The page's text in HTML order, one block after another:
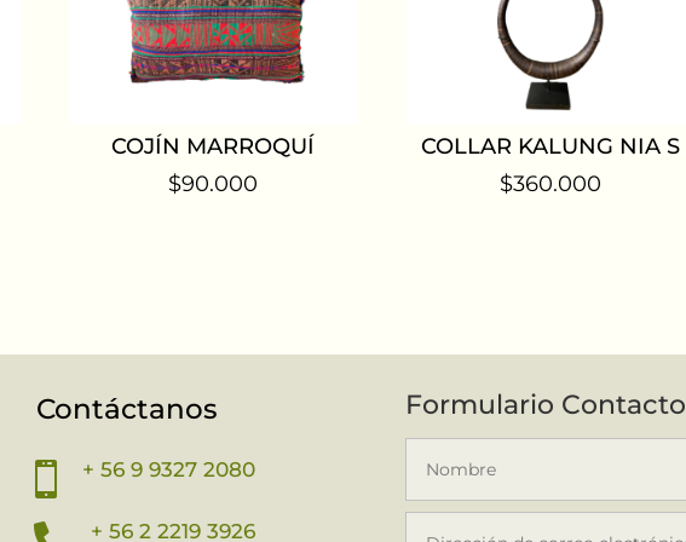
COJÍN MARROQUÍ
$90.000
COLLAR KALUNG NIA S
$360.000
Contáctanos
 + 56 9 9327 2080
+ 56 2 2219 3926
Formulario Contacto